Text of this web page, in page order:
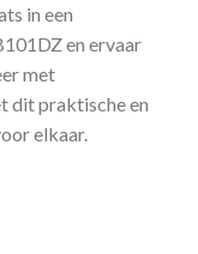
in een
en ervaar
met
dit praktische en
elkaar.